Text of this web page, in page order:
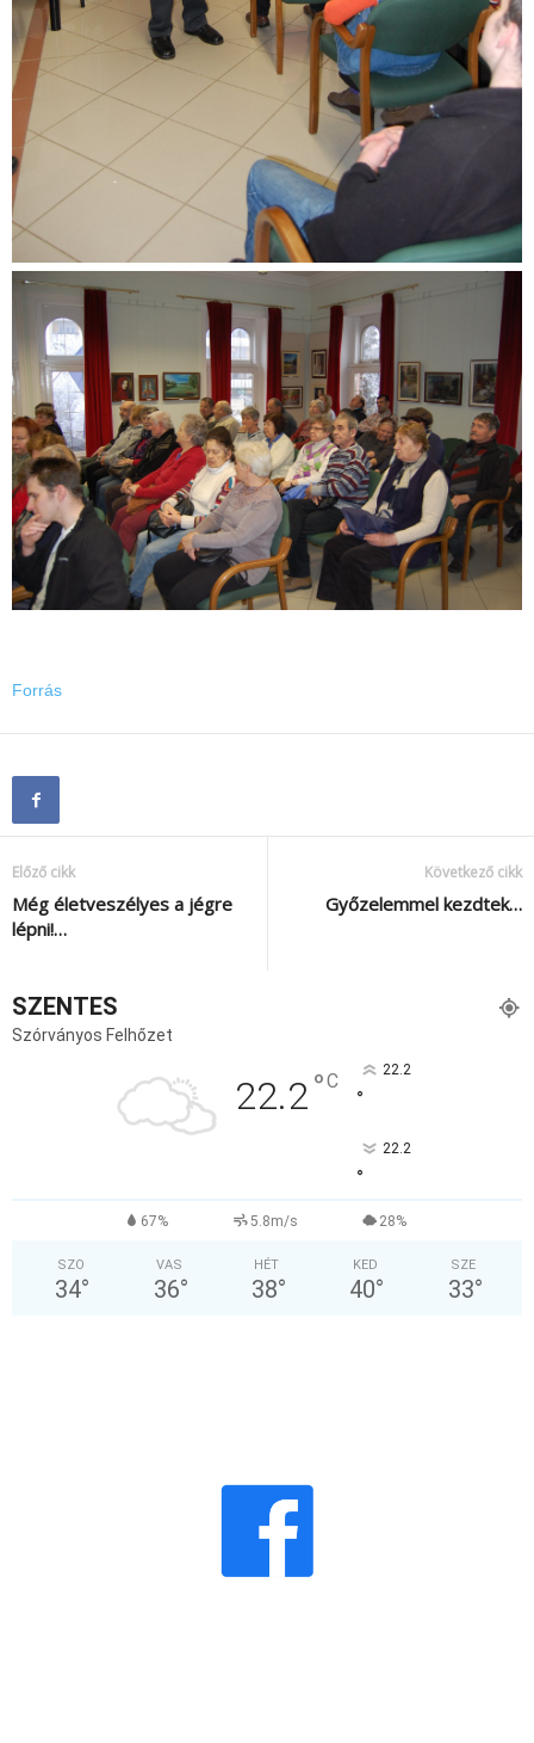
Forrás
Előző cikk
Még életveszélyes a jégre
lépni!…
Következő cikk
Győzelemmel kezdtek…
SZENTES
Szórványos Felhőzet
22.2°C 22.2
°
22.2
°
67% 5.8m/s 28%
SZO
34°
VAS
36°
HÉT
38°
KED
40°
SZE
33°